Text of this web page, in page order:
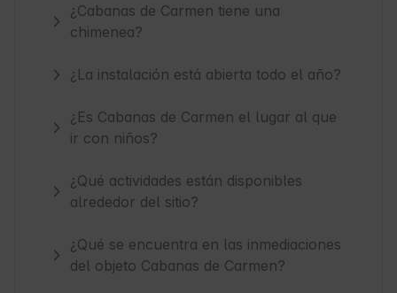
¿Cabanas de Carmen tiene una
chimenea?
¿La instalación está abierta todo el año?
¿Es Cabanas de Carmen el lugar al que
ir con niños?
¿Qué actividades están disponibles
alrededor del sitio?
¿Qué se encuentra en las inmediaciones
del objeto Cabanas de Carmen?